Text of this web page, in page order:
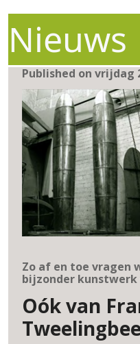
Nieuws
Published on vrijdag
Zo af en toe vragen
bijzonder kunstwerk
Oók van